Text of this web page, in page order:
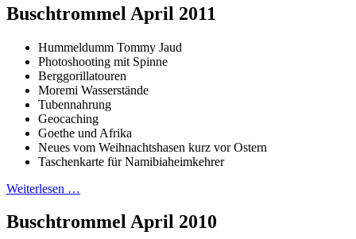
Buschtrommel April 2011
Hummeldumm Tommy Jaud
Photoshooting mit Spinne
Berggorillatouren
Moremi Wasserstände
Tubennahrung
Geocaching
Goethe und Afrika
Neues vom Weihnachtshasen kurz vor Ostern
Taschenkarte für Namibiaheimkehrer
Weiterlesen …
Buschtrommel April 2010